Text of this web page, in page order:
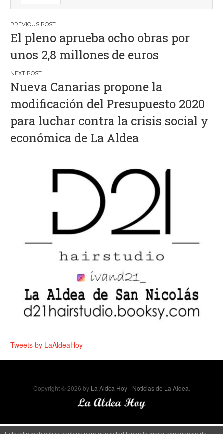
Navegación
de
entradas
El pleno aprueba ocho obras por
unos 2,8 millones de euros
Nueva Canarias propone la
modificación del Presupuesto 2020
para luchar contra la crisis social y
económica de La Aldea
Tweets by LaAldeaHoy
Copyright © 2026 by La Aldea Hoy - Noticias de La Aldea